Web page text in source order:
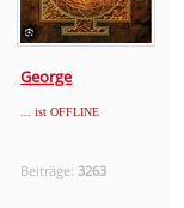
George
... ist OFFLINE
Beiträge:3263